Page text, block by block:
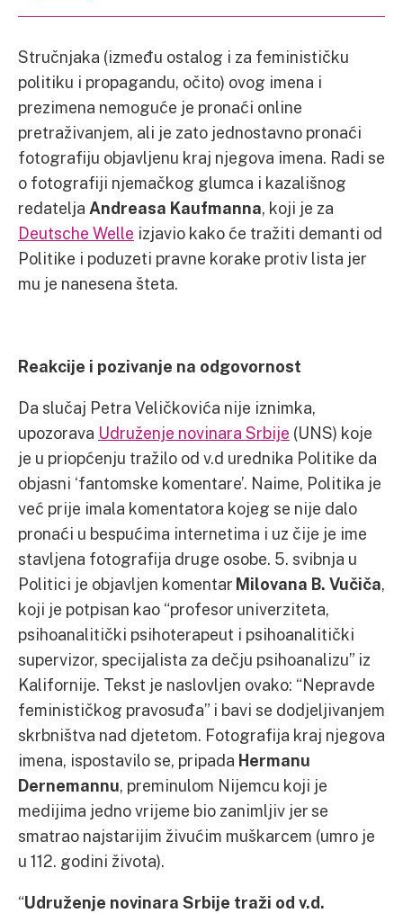
Stručnjaka (između ostalog i za feminističku
politiku i propagandu, očito) ovog imena i
prezimena nemoguće je pronaći online
pretraživanjem, ali je zato jednostavno pronaći
fotografiju objavljenu kraj njegova imena. Radi se
o fotografiji njemačkog glumca i kazališnog
redatelja Andreasa Kaufmanna, koji je za
Deutsche Welle izjavio kako će tražiti demanti od
Politike i poduzeti pravne korake protiv lista jer
mu je nanesena šteta.
Reakcije i pozivanje na odgovornost
Da slučaj Petra Veličkovića nije iznimka,
upozorava Udruženje novinara Srbije (UNS) koje
je u priopćenju tražilo od v.d urednika Politike da
objasni ‘fantomske komentare’. Naime, Politika je
već prije imala komentatora kojeg se nije dalo
pronaći u bespućima internetima i uz čije je ime
stavljena fotografija druge osobe. 5. svibnja u
Politici je objavljen komentar Milovana B. Vučiča,
koji je potpisan kao “profesor univerziteta,
psihoanalitički psihoterapeut i psihoanalitički
supervizor, specijalista za dečju psihoanalizu” iz
Kalifornije. Tekst je naslovljen ovako: “Nepravde
feminističkog pravosuđa” i bavi se dodjeljivanjem
skrbništva nad djetetom. Fotografija kraj njegova
imena, ispostavilo se, pripada Hermanu
Dernemannu, preminulom Nijemcu koji je
medijima jedno vrijeme bio zanimljiv jer se
smatrao najstarijim živućim muškarcem (umro je
u 112. godini života).
“Udruženje novinara Srbije traži od v.d.